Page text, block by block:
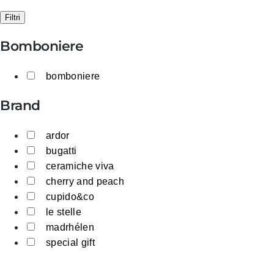
Filtri
Bomboniere
bomboniere
Brand
ardor
bugatti
ceramiche viva
cherry and peach
cupido&co
le stelle
madrhélen
special gift